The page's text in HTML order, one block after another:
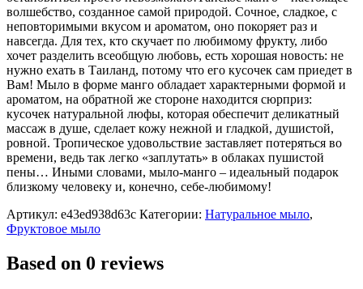
волшебство, созданное самой природой. Сочное, сладкое, с
неповторимыми вкусом и ароматом, оно покоряет раз и
навсегда. Для тех, кто скучает по любимому фрукту, либо
хочет разделить всеобщую любовь, есть хорошая новость: не
нужно ехать в Таиланд, потому что его кусочек сам приедет в
Вам! Мыло в форме манго обладает характерными формой и
ароматом, на обратной же стороне находится сюрприз:
кусочек натуральной люфы, которая обеспечит деликатный
массаж в душе, сделает кожу нежной и гладкой, душистой,
ровной. Тропическое удовольствие заставляет потеряться во
времени, ведь так легко «заплутать» в облаках пушистой
пены… Иными словами, мыло-манго – идеальный подарок
близкому человеку и, конечно, себе-любимому!
Артикул: e43ed938d63c Категории: Натуральное мыло,
Фруктовое мыло
Based on 0 reviews